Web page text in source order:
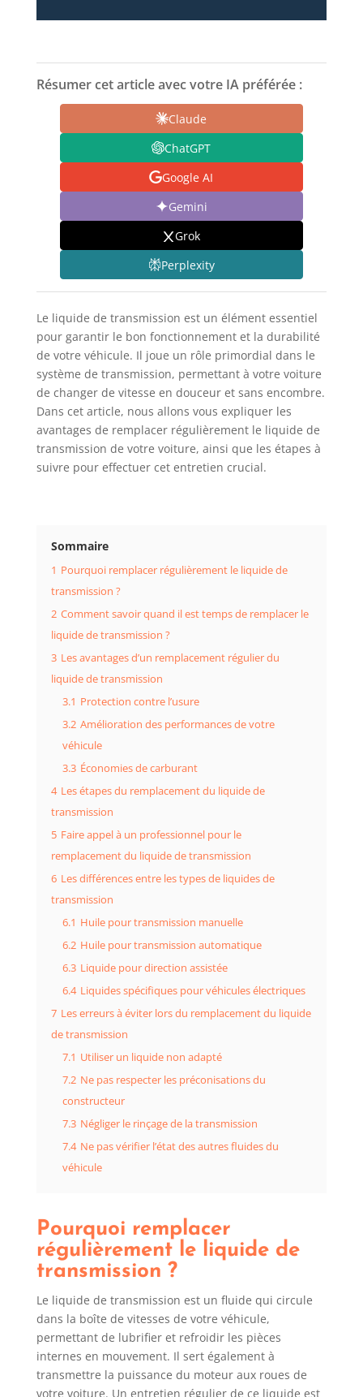
Résumer cet article avec votre IA préférée :
Claude
ChatGPT
Google AI
Gemini
Grok
Perplexity
Le liquide de transmission est un élément essentiel
pour garantir le bon fonctionnement et la durabilité
de votre véhicule. Il joue un rôle primordial dans le
système de transmission, permettant à votre voiture
de changer de vitesse en douceur et sans encombre.
Dans cet article, nous allons vous expliquer les
avantages de remplacer régulièrement le liquide de
transmission de votre voiture, ainsi que les étapes à
suivre pour effectuer cet entretien crucial.
Sommaire
1 Pourquoi remplacer régulièrement le liquide de
transmission ?
2 Comment savoir quand il est temps de remplacer le
liquide de transmission ?
3 Les avantages d’un remplacement régulier du
liquide de transmission
3.1 Protection contre l’usure
3.2 Amélioration des performances de votre
véhicule
3.3 Économies de carburant
4 Les étapes du remplacement du liquide de
transmission
5 Faire appel à un professionnel pour le
remplacement du liquide de transmission
6 Les différences entre les types de liquides de
transmission
6.1 Huile pour transmission manuelle
6.2 Huile pour transmission automatique
6.3 Liquide pour direction assistée
6.4 Liquides spécifiques pour véhicules électriques
7 Les erreurs à éviter lors du remplacement du liquide
de transmission
7.1 Utiliser un liquide non adapté
7.2 Ne pas respecter les préconisations du
constructeur
7.3 Négliger le rinçage de la transmission
7.4 Ne pas vérifier l’état des autres fluides du
véhicule
Pourquoi remplacer
régulièrement le liquide de
transmission ?
Le liquide de transmission est un fluide qui circule
dans la boîte de vitesses de votre véhicule,
permettant de lubrifier et refroidir les pièces
internes en mouvement. Il sert également à
transmettre la puissance du moteur aux roues de
votre voiture. Un entretien régulier de ce liquide est